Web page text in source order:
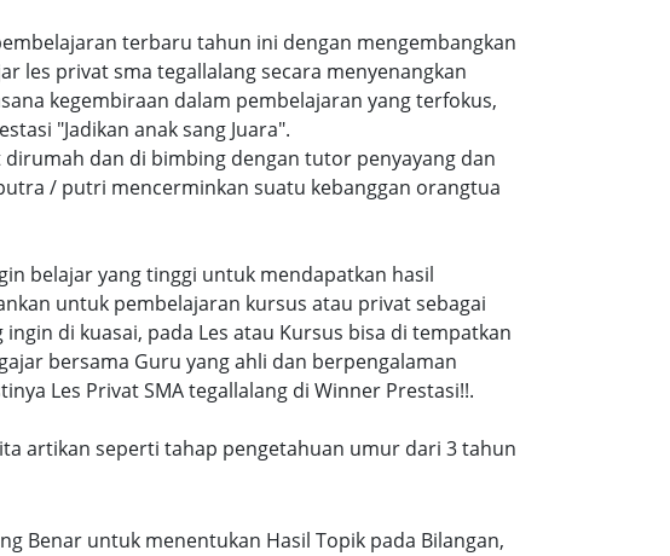
terbaru tahun ini dengan mengembangkan
les privat sma tegallalang secara menyenangkan
kegembiraan dalam pembelajaran yang terfokus,
"Jadikan anak sang Juara".
dan di bimbing dengan tutor penyayang dan
/ putri mencerminkan suatu kebanggan orangtua
belajar yang tinggi untuk mendapatkan hasil
untuk pembelajaran kursus atau privat sebagai
di kuasai, pada Les atau Kursus bisa di tempatkan
bersama Guru yang ahli dan berpengalaman
Les Privat SMA tegallalang di Winner Prestasi!!.
artikan seperti tahap pengetahuan umur dari 3 tahun
Benar untuk menentukan Hasil Topik pada Bilangan,